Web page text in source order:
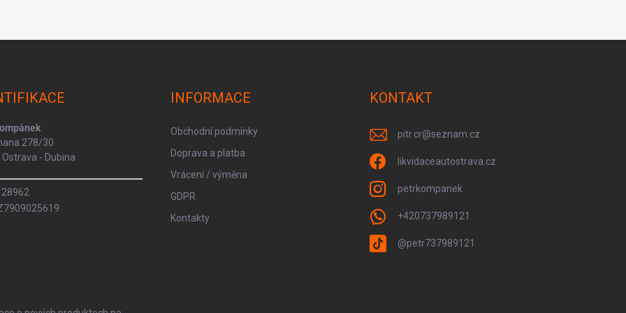
278/30
- Dubina
INFORMACE
Obchodní podmínky
Doprava a platba
Vrácení / výměna
GDPR
Kontakty
KONTAKT
pitr.cr@seznam.cz
likvidaceautostrava.cz
petrkompanek
+420737989121
@petr737989121